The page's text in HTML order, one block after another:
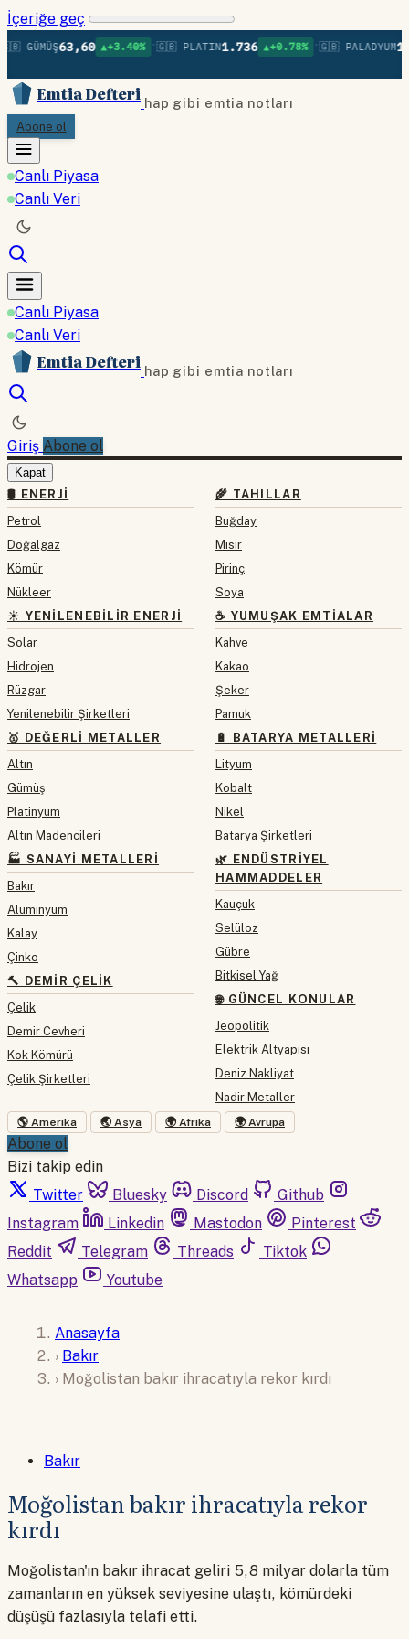
İçeriğe geç
GÜMÜŞ63,60 ▲+3.40% •🇬🇧 PLATIN1.736 ▲+0.78% •🇬🇧 PALADYUM
Emtia Defteri hap gibi emtia notları
Abone ol
Canlı Piyasa
Canlı Veri
Canlı Piyasa
Canlı Veri
Emtia Defteri hap gibi emtia notları
Giriş Abone ol
Kapat
🛢 ENERJI
Petrol
Doğalgaz
Kömür
Nükleer
☀️ YENILENEBILIR ENERJI
Solar
Hidrojen
Rüzgar
Yenilenebilir Şirketleri
🥇 DEĞERLI METALLER
Altın
Gümüş
Platinyum
Altın Madencileri
🏭 SANAYI METALLERI
Bakır
Alüminyum
Kalay
Çinko
🔨 DEMIR ÇELIK
Çelik
Demir Cevheri
Kok Kömürü
Çelik Şirketleri
🌾 TAHILLAR
Buğday
Mısır
Pirinç
Soya
☕ YUMUŞAK EMTIALAR
Kahve
Kakao
Şeker
Pamuk
🔋 BATARYA METALLERI
Lityum
Kobalt
Nikel
Batarya Şirketleri
🌿 ENDÜSTRIYEL
HAMMADDELER
Kauçuk
Selüloz
Gübre
Bitkisel Yağ
🌐 GÜNCEL KONULAR
Jeopolitik
Elektrik Altyapısı
Deniz Nakliyat
Nadir Metaller
🌎 Amerika 🌏 Asya 🌍 Afrika 🌍 Avrupa
Abone ol
Bizi takip edin
Twitter
Bluesky Discord
Github
Instagram
Linkedin Mastodon
Pinterest
Reddit
Telegram Threads
Tiktok
Whatsapp
Youtube
Anasayfa
› Bakır
› Moğolistan bakır ihracatıyla rekor kırdı
Bakır
Moğolistan bakır ihracatıyla rekor
kırdı
Moğolistan'ın bakır ihracat geliri 5,8 milyar dolarla tüm
zamanların en yüksek seviyesine ulaştı, kömürdeki
düşüşü fazlasıyla telafi etti.